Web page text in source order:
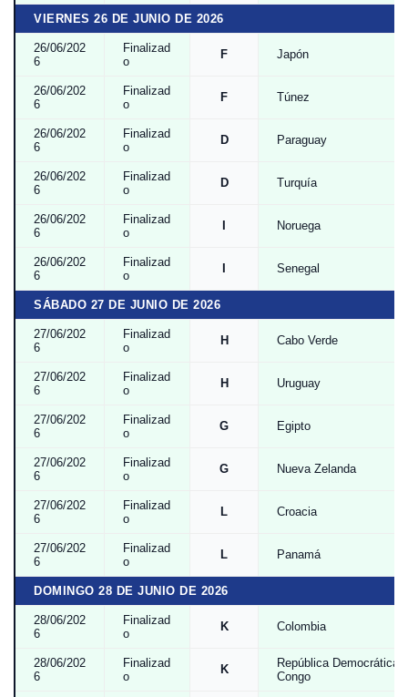
VIERNES 26 DE JUNIO DE 2026
26/06/202
6
Finalizad
o
F Japón
26/06/202
6
Finalizad
o
F Túnez
26/06/202
6
Finalizad
o
D Paraguay
26/06/202
6
Finalizad
o
D Turquía
26/06/202
6
Finalizad
o
Noruega
26/06/202
6
Finalizad
o
Senegal
SÁBADO 27 DE JUNIO DE 2026
27/06/202
6
Finalizad
o
H Cabo Verde
27/06/202
6
Finalizad
o
H Uruguay
27/06/202
6
Finalizad
o
G Egipto
27/06/202
6
Finalizad
o
G Nueva Zelanda
27/06/202
6
Finalizad
o
L Croacia
27/06/202
6
Finalizad
o
L Panamá
DOMINGO 28 DE JUNIO DE 2026
28/06/202
6
Finalizad
o
K Colombia
28/06/202
6
Finalizad
o
K
República Democrática
Congo